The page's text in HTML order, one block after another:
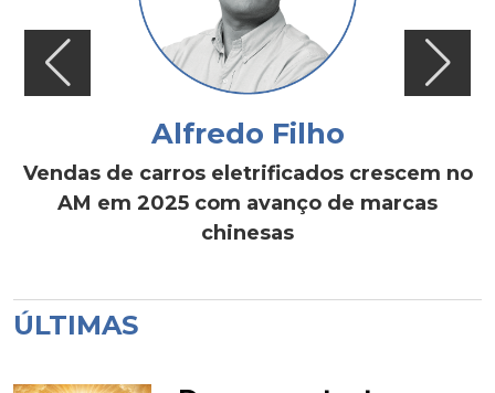
Alfredo Filho
Vendas de carros eletrificados crescem no
AM em 2025 com avanço de marcas
chinesas
ÚLTIMAS